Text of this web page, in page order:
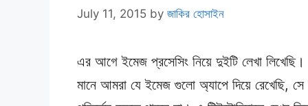
July 11, 2015 by জাকির হোসাইন
এর আগে ইমেজ প্রসেসিং নিয়ে দুইটি লেখা
মানে আমরা যে ইমেজ গুলো অ্যাপে দিয়ে রেখেছি,